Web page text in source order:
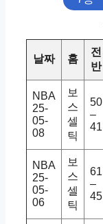
날짜 홈
전
반
NBA
25-
05-
08
보
스
셀
틱
50
–
41
NBA
25-
05-
06
보
스
셀
틱
61
–
45